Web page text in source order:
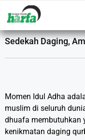
Sedekah Daging,
Momen Idul Adha
muslim di seluruh
dhuafa membutuhkan
kenikmatan daging